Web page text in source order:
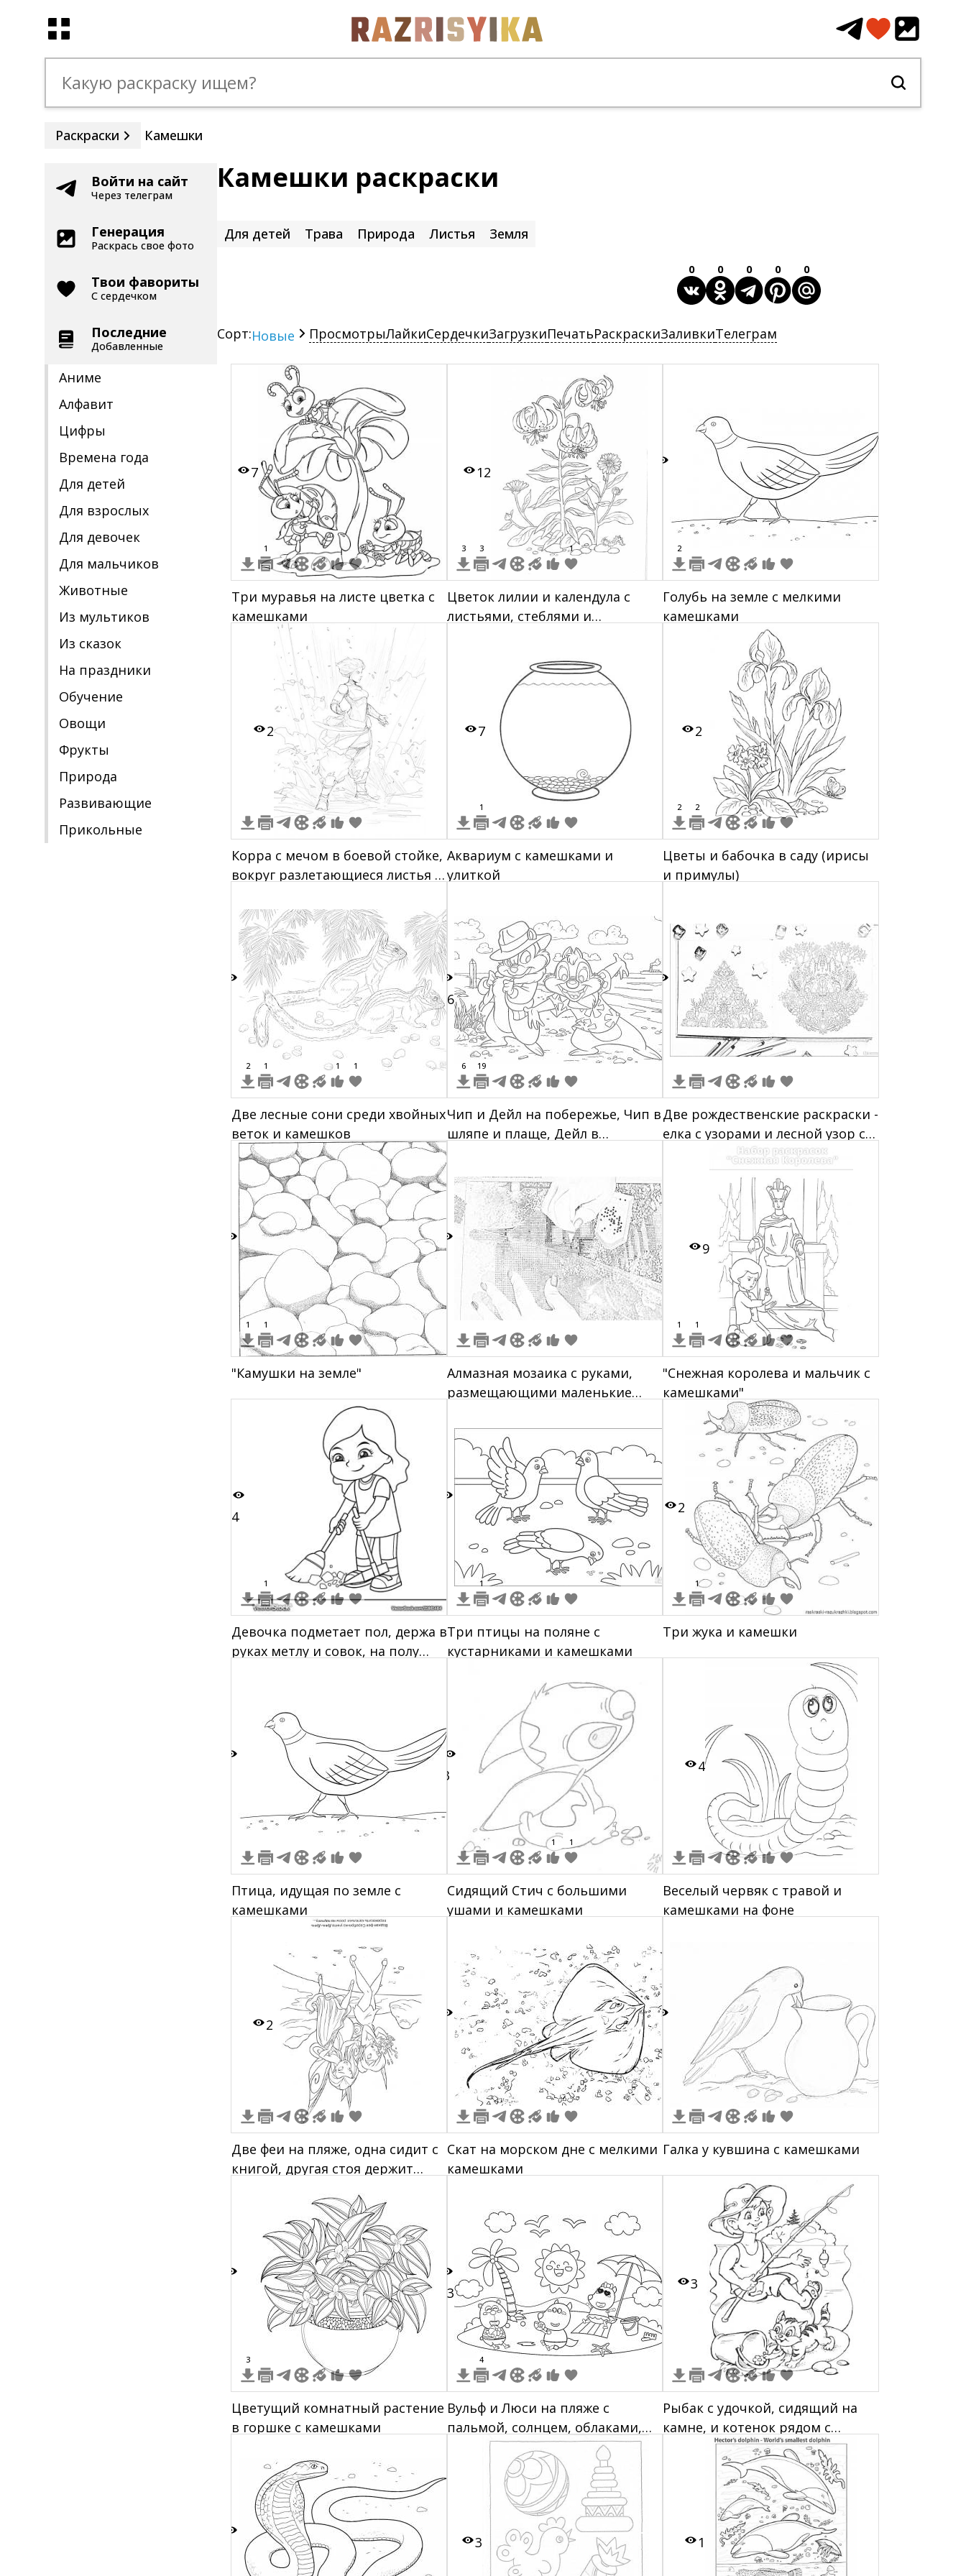
Раскраски Камешки
Войти на сайт
Через телеграм
Генерация
Раскрась свое фото
Твои фавориты
С сердечком
Последние
Добавленные
Аниме
Алфавит
Цифры
Времена года
Для детей
Для взрослых
Для девочек
Для мальчиков
Животные
Из мультиков
Из сказок
На праздники
Обучение
Овощи
Фрукты
Природа
Развивающие
Прикольные
Камешки раскраски
Для детей Трава Природа Листья Земля
0 0 0 0 0
Сорт:Новые ПросмотрыЛайкиСердечкиЗагрузкиПечатьРаскраскиЗаливкиТелеграм
7
1
Три муравья на листе цветка с
камешками
12
3 3 1
Цветок лилии и календула с
листьями, стеблями и
2
Голубь на земле с мелкими
камешками
2
Корра с мечом в боевой стойке,
вокруг разлетающиеся листья и
7
1
Аквариум с камешками и
улиткой
2
2 2
Цветы и бабочка в саду (ирисы
и примулы)
2 1 1 1
Две лесные сони среди хвойных
веток и камешков
26
6 19
Чип и Дейл на побережье, Чип в
шляпе и плаще, Дейл в
плане корабль и облака
2
Две рождественские раскраски -
елка с узорами и лесной узор с
деревьями и растениями.
Карандаши, звездочки и
камешки вокруг.
1 1
"Камушки на земле"
Алмазная мозаика с руками,
размещающими маленькие
камешками
9
1 1
"Снежная королева и мальчик с
камешками"
4
1
Девочка подметает пол, держа в
руках метлу и совок, на полу
1
Три птицы на поляне с
кустарниками и камешками
2
1
Три жука и камешки
Птица, идущая по земле с
камешками
3
1 1
Сидящий Стич с большими
ушами и камешками
4
Веселый червяк с травой и
камешками на фоне
2
Две феи на пляже, одна сидит с
книгой, другая стоя держит
Скат на морском дне с мелкими
камешками
2
Галка у кувшина с камешками
3
Цветущий комнатный растение
в горшке с камешками
13
4
Вульф и Люси на пляже с
пальмой, солнцем, облаками,
птицами, зонтиком, ковриком,
ведерком, камешками,
граблями, звездой и лопаткой
3
Рыбак с удочкой, сидящий на
камне, и котенок рядом с
корзиной у реки
3 1